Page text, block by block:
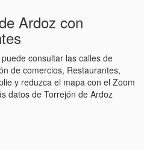
Ardoz con
consultar las calles de
de comercios, Restaurantes,
y reduzca el mapa con el Zoom
datos de Torrejón de Ardoz